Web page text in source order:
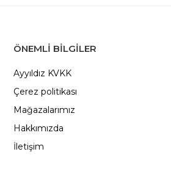
ÖNEMLI BILGILER
Ayyıldız KVKK
Çerez politikası
Mağazalarımız
Hakkımızda
İletişim